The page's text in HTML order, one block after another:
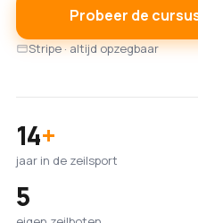
Probeer de
Stripe · altijd opzegbaar
14+
jaar in de zeilsport
5